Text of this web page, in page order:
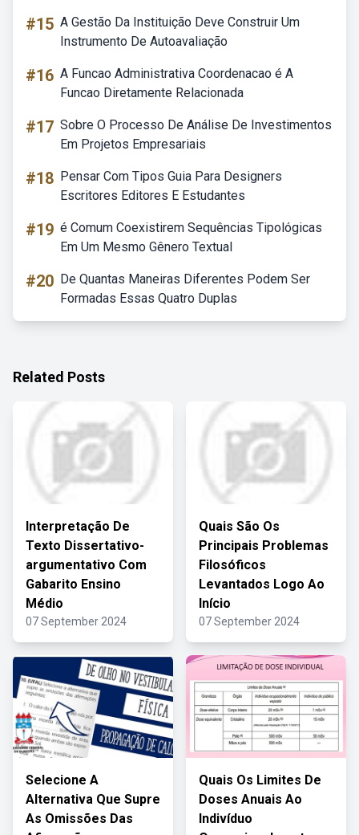
#15 A Gestão Da Instituição Deve Construir Um
Instrumento De Autoavaliação
#16 A Funcao Administrativa Coordenacao é A
Funcao Diretamente Relacionada
#17 Sobre O Processo De Análise De Investimentos
Em Projetos Empresariais
#18 Pensar Com Tipos Guia Para Designers
Escritores Editores E Estudantes
#19 é Comum Coexistirem Sequências Tipológicas
Em Um Mesmo Gênero Textual
#20 De Quantas Maneiras Diferentes Podem Ser
Formadas Essas Quatro Duplas
Related Posts
Interpretação De
Texto Dissertativo-
argumentativo Com
Gabarito Ensino
Médio
07 September 2024
Quais São Os
Principais Problemas
Filosóficos
Levantados Logo Ao
Início
07 September 2024
Selecione A
Alternativa Que Supre
As Omissões Das
Quais Os Limites De
Doses Anuais Ao
Indivíduo